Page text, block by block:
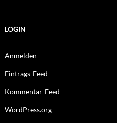
LOGIN
Anmelden
Eintrags-Feed
Kommentar-Feed
WordPress.org